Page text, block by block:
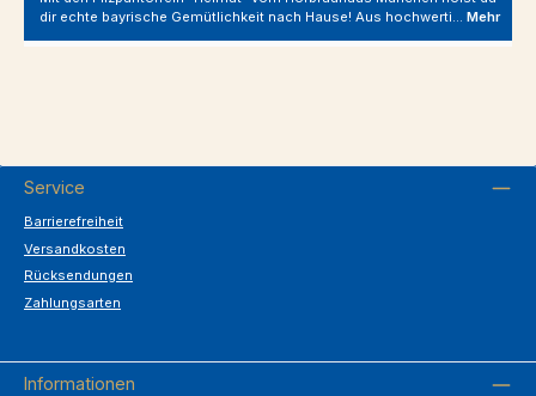
dir echte bayrische Gemütlichkeit nach Hause! Aus hochwerti… Mehr
Service
Barrierefreiheit
Versandkosten
Rücksendungen
Zahlungsarten
Informationen